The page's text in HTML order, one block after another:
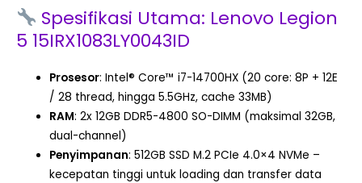
Spesifikasi Utama: Lenovo Legion
5 15IRX1083LY0043ID
Prosesor: Intel® Core™ i7-14700HX (20 core: 8P + 12E
/ 28 thread, hingga 5.5GHz, cache 33MB)
RAM: 2x 12GB DDR5-4800 SO-DIMM (maksimal 32GB,
dual-channel)
Penyimpanan: 512GB SSD M.2 PCIe 4.0×4 NVMe –
kecepatan tinggi untuk loading dan transfer data